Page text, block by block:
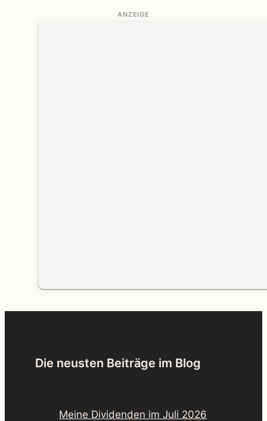
ANZEIGE
Die neusten Beiträge im Blog
Meine Dividenden im Juli 2026